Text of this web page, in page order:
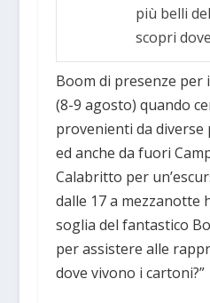
più belli
scopri dove
Boom di presenze per
(8-9 agosto) quando
provenienti da diverse
ed anche da fuori
Calabritto per
dalle 17 a mezzanotte
soglia del fantastico
per assistere alle
dove vivono i cartoni?”